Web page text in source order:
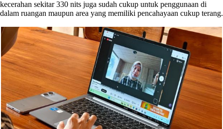
kecerahan sekitar 330 nits juga sudah cukup untuk penggunaan di
dalam ruangan maupun area yang memiliki pencahayaan cukup terang.